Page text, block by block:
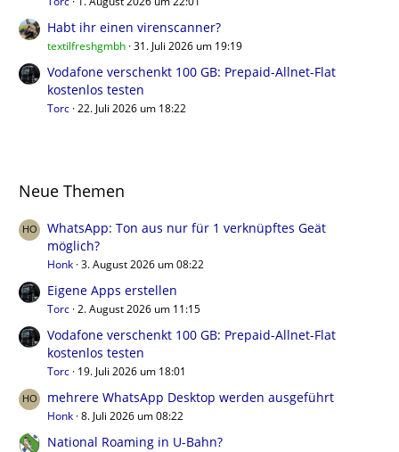
Habt ihr einen virenscanner?
textilfreshgmbh 31. Juli 2026 um 19:19
Vodafone verschenkt 100 GB: Prepaid-Allnet-Flat
kostenlos testen
Torc 22. Juli 2026 um 18:22
Neue Themen
WhatsApp: Ton aus nur für 1 verknüpftes Geät
möglich?
Honk 3. August 2026 um 08:22
Eigene Apps erstellen
Torc 2. August 2026 um 11:15
Vodafone verschenkt 100 GB: Prepaid-Allnet-Flat
kostenlos testen
Torc 19. Juli 2026 um 18:01
mehrere WhatsApp Desktop werden ausgeführt
Honk 8. Juli 2026 um 08:22
National Roaming in U-Bahn?